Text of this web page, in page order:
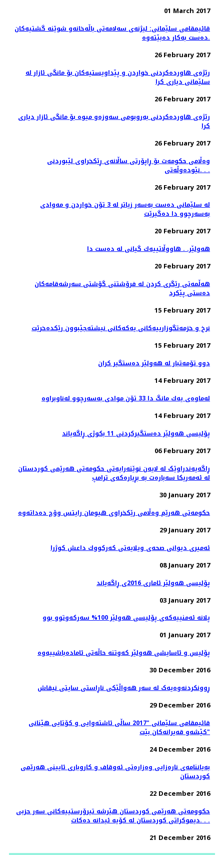
01 March 2017
قائیمقامی سلێمانی: لیژنه‌ی سه‌لامه‌تی باڵه‌خانه‌و شوێنه‌ گشتیه‌كان
ده‌ست به‌كار ده‌بێته‌وه‌.
26 February 2017
رێژه‌ی هاورده‌كردنی خواردن و پێداویستیه‌كان بۆ مانگی ئازار له‌
سلێمانی دیاری كرا
26 February 2017
رێژه‌ی هاورده‌كردنی به‌روبومی سه‌وزه‌و میوه‌ بۆ مانگی ئازار دیاری
كرا
26 February 2017
وەڵامی حکومەت بۆ ڕاپۆرتی ساڵانەی ڕێکخراوى لێبوردنى
نێودەوڵەتى. . .
26 February 2017
له‌ سلێمانی ده‌ست به‌سه‌ر زیاتر له‌ 3 تۆن خواردن و مه‌وادی
به‌سه‌رچوو دا ده‌گیرێت
20 February 2017
هەولێر. . هاووڵاتییەك گیانی لە دەست دا
20 February 2017
هه‌ڵمه‌تی رێگری كردن له‌ فرۆشتنی گۆشتی سه‌رشه‌قامه‌كان
ده‌ستی پێكرد
15 February 2017
نرخ و خزمه‌تگوزارییه‌كانی یه‌كه‌كانی نیشته‌جێبوون رێكده‌خرێت
15 February 2017
دوو تۆمەتبار لە هەولێر دەستگیر كران
14 February 2017
14 February 2017
پۆلیسی هەولێر دەستگیركردنی 11 بكوژی ڕاگەیاند
06 February 2017
ڕاگەیەندراوێک لە لایەن نوێنەرایەتی حکومەتی هەرێمی کوردستان
لە ئەمەریکا سەبارەت بە بڕیارەکەی ترامپ
30 January 2017
29 January 2017
ئەمیری دیوانی صحەی ویلایەتی كه‌ركووك داعش کوژرا
08 January 2017
پۆلیسی هەولێر ئاماری 2016ی ڕاگەیاند
03 January 2017
پلانە ئەمنییەكەی پۆلیسی هەولێر 100% سەركەوتوو بوو
01 January 2017
پۆلیس و ئاسایشی هەولێر كەوتنە حاڵەتی ئامادەباشییەوە
30 December 2016
ڕوونکردنەوەیەک لە سەر هەواڵێکی ناڕاستی سایتی نیقاش
29 December 2016
قائیمقامی سلێمانی "2017 ساڵی ئاشته‌وایی و كۆتایی هێنانی
كێشه‌و قه‌یرانه‌كان بێت"
24 December 2016
بەیاننامەی نارەزایی وەزارەتی ئەوقاف و كاروباری ئایینی هەرێمی
كوردستان
22 December 2016
حكوومه‌تى هه‌رێمى كوردستان هێرشە تیرۆرستییه‌کانی سەر حزبی
دیموکراتی کوردستان لە کۆیە ئیدانە دەكات. . .
21 December 2016